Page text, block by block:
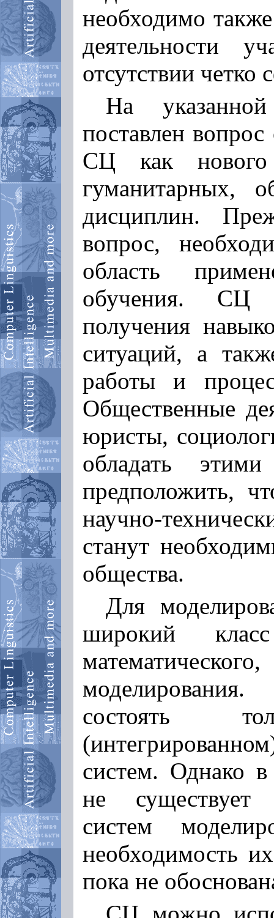
необходимо
деятельности
отсутствии
На
поставлен
СЦ как нового
гуманитарных,
дисциплин.
вопрос,
область
обучения. СЦ
получения
ситуаций, а
работы и
Общественные
юристы,
обладать
предположить,
научно-
станут
общества.
Для
широкий
состоять
систем. Однако
не существует
систем
необходимость
пока не